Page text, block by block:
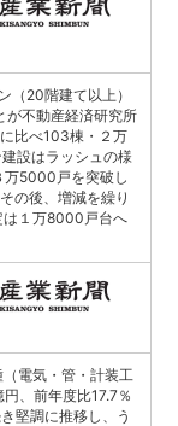
（20階建て以上）
不動産経済研究所
比べ103棟・２万
設はラッシュの様
万5000戸を突破し
の後、増減を繰り
は１万8000戸台へ
電気・管・計装工
、前年度比17.7％
堅調に推移し、う